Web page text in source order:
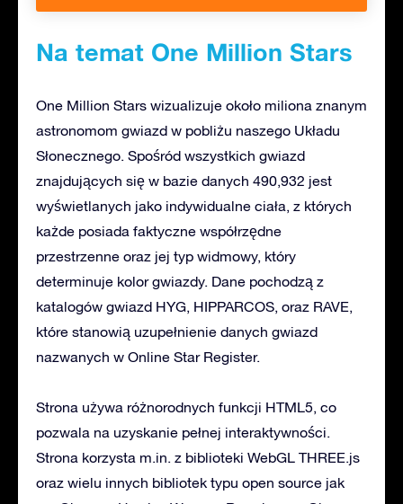
Na temat One Million Stars
One Million Stars wizualizuje około miliona znanym
astronomom gwiazd w pobliżu naszego Układu
Słonecznego. Spośród wszystkich gwiazd
znajdujących się w bazie danych 490,932 jest
wyświetlanych jako indywidualne ciała, z których
każde posiada faktyczne współrzędne
przestrzenne oraz jej typ widmowy, który
determinuje kolor gwiazdy. Dane pochodzą z
katalogów gwiazd HYG, HIPPARCOS, oraz RAVE,
które stanowią uzupełnienie danych gwiazd
nazwanych w Online Star Register.
Strona używa różnorodnych funkcji HTML5, co
pozwala na uzyskanie pełnej interaktywności.
Strona korzysta m.in. z biblioteki WebGL THREE.js
oraz wielu innych bibliotek typu open source jak